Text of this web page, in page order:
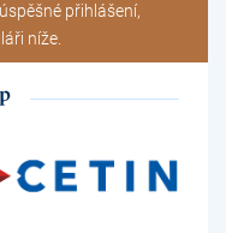
přihlášení,
níže.